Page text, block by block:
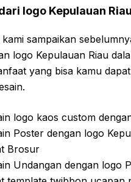
logo Kepulauan
sampaikan
logo Kepulauan Riau
yang bisa kamu
logo kaos custom
Poster dengan logo
Brosur
Undangan dengan logo